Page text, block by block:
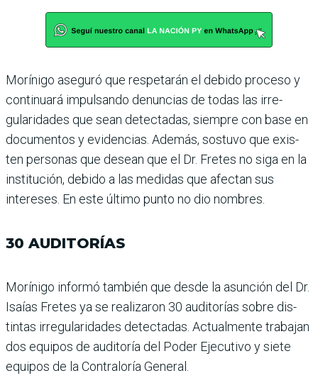
Morínigo aseguró que res­petarán el debido proceso y
continuará impulsando denuncias de todas las irre­
gularidades que sean detec­tadas, siempre con base en
documentos y evidencias. Además, sostuvo que exis­
ten personas que desean que el Dr. Fretes no siga en la
ins­titución, debido a las medi­das que afectan sus
intereses. En este último punto no dio nombres.
30 AUDITORÍAS
Morínigo informó también que desde la asunción del Dr.
Isaías Fretes ya se realiza­ron 30 auditorías sobre dis­
tintas irregularidades detec­tadas. Actualmente trabajan
dos equipos de auditoría del Poder Ejecutivo y siete
equi­pos de la Contraloría General.